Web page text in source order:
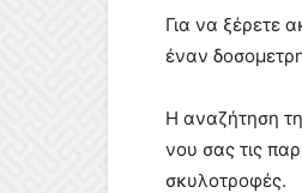
Για να ξέρετε
έναν
Η αναζήτηση
νου σας τις
σκυλοτροφές.